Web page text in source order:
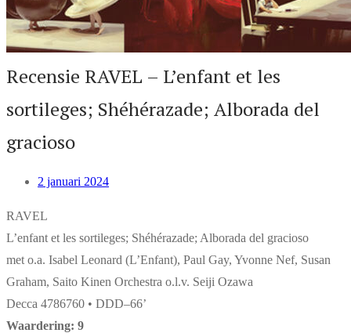
Recensie RAVEL – L’enfant et les
sortileges; Shéhérazade; Alborada del
gracioso
2 januari 2024
RAVEL
L’enfant et les sortileges; Shéhérazade; Alborada del gracioso
met o.a. Isabel Leonard (L’Enfant), Paul Gay, Yvonne Nef, Susan
Graham, Saito Kinen Orchestra o.l.v. Seiji Ozawa
Decca 4786760 • DDD–66’
Waardering: 9